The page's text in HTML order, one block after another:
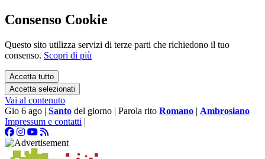
Consenso Cookie
Questo sito utilizza servizi di terze parti che richiedono il tuo
consenso. Scopri di più
Accetta tutto
Accetta selezionati
Vai al contenuto
Gio 6 ago | Santo del giorno | Parola rito Romano | Ambrosiano
Impressum e contatti |